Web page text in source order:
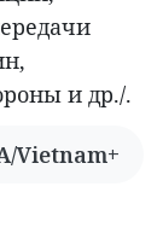
и др./.
Vietnam+